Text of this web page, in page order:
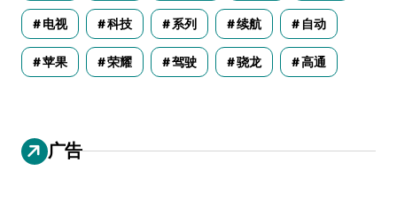
电视 科技 系列 续航 自动
苹果 荣耀 驾驶 骁龙 高通
广告